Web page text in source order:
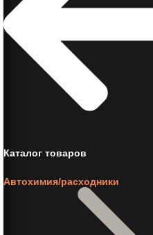
Каталог товаров
Автохимия/расходники